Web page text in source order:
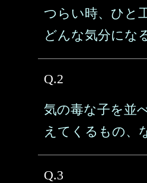
つらい時、ひと
どんな気分にな
Q.2
気の毒な子を並
えてくるもの、
Q.3